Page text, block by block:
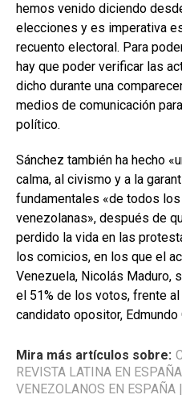
hemos venido diciendo
elecciones y es imperativa
recuento electoral. Para
hay que poder verificar las
dicho durante una
medios de comunicación
político.
Sánchez también ha hecho
calma, al civismo y a la
fundamentales «de todos
venezolanas», después de
perdido la vida en las
los comicios, en los que el
Venezuela, Nicolás Maduro,
el 51% de los votos, frente
candidato opositor, Edmundo
Mira más artículos sobre:
REVISTA LATINA EN ESPAÑA
VENEZOLANOS EN ESPAÑA